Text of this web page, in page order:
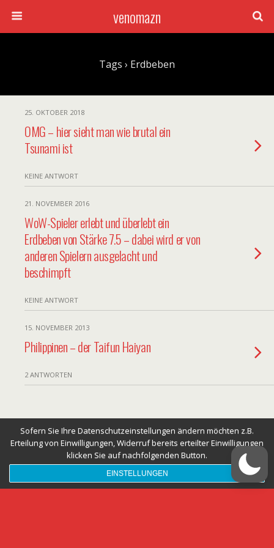
venomazn
Tags › Erdbeben
25. OKTOBER 2018
OMG – hier sieht man wie brutal ein
Tsunami ist
KEINE ANTWORT
21. NOVEMBER 2016
WoW-Spieler erlebt und überlebt ein
Erdbeben von Stärke 7.5 – dabei wird er von
anderen Spielern ausgelacht und
beschimpft
KEINE ANTWORT
15. NOVEMBER 2013
Philippinen – der Taifun Haiyan
2 ANTWORTEN
Zum Seitenanfang
Mobil Desktop
Sofern Sie Ihre Datenschutzeinstellungen ändern möchten z.B.
Erteilung von Einwilligungen, Widerruf bereits erteilter Einwilligungen
klicken Sie auf nachfolgenden Button.
EINSTELLUNGEN